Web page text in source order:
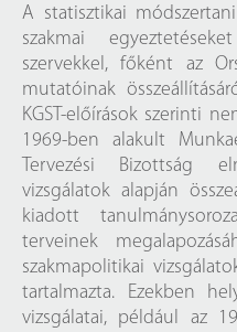
A statisztikai
szakmai
szervekkel, főként az
mutatóinak
KGST-előírások szerinti
1969-ben alakult
Tervezési Bizottság
vizsgálatok alapján
kiadott
terveinek
szakmapolitikai
tartalmazta. Ezekben
vizsgálatai, például az